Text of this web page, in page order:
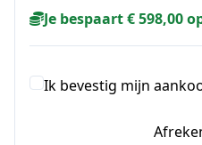
Je bespaart € 598,00
Ik bevestig mijn